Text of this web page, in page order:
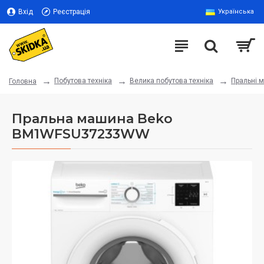
Вхід Реєстрація Українська
Головна Побутова техніка Велика побутова техніка Пральні
Пральна машина Beko
BM1WFSU37233WW